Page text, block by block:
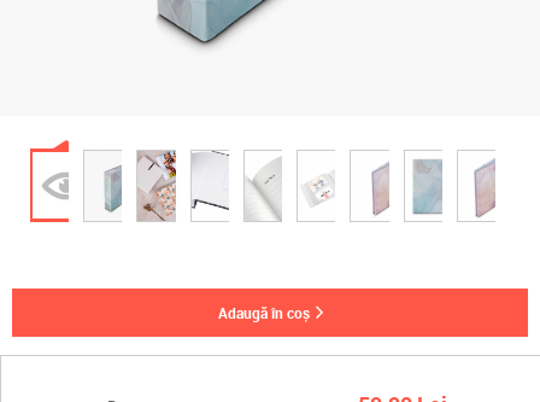
adaugă în coș